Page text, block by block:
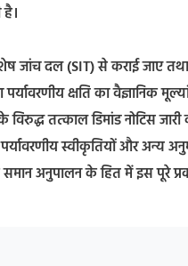
जांच दल (SIT) से कराई जाए
क्षति का वैज्ञानिक
तत्काल डिमांड नोटिस
स्वीकृतियों और अन्य
अनुपालन के हित में इस पूरे